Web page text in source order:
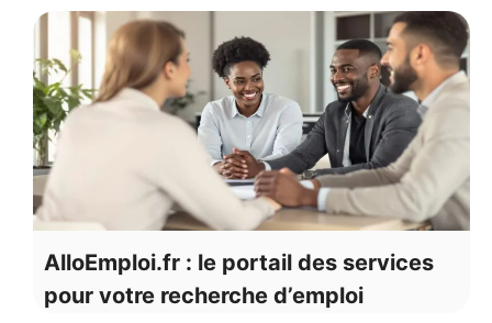
AlloEmploi.fr : le portail des services
pour votre recherche d’emploi